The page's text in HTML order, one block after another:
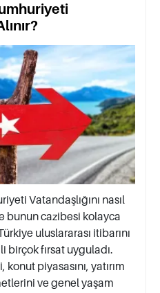
Vatandaşlığını nasıl
bunun cazibesi kolayca
uluslararası itibarını
birçok fırsat uyguladı.
piyasasını, yatırım
ve genel yaşam